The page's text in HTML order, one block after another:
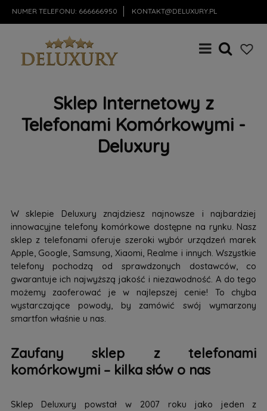
NUMER TELEFONU: 666666950 KONTAKT@DELUXURY.PL
Sklep Internetowy z
Telefonami Komórkowymi -
Deluxury
W sklepie Deluxury znajdziesz najnowsze i najbardziej
innowacyjne telefony komórkowe dostępne na rynku. Nasz
sklep z telefonami oferuje szeroki wybór urządzeń marek
Apple, Google, Samsung, Xiaomi, Realme i innych. Wszystkie
telefony pochodzą od sprawdzonych dostawców, co
gwarantuje ich najwyższą jakość i niezawodność. A do tego
możemy zaoferować je w najlepszej cenie! To chyba
wystarczające powody, by zamówić swój wymarzony
smartfon właśnie u nas.
Zaufany sklep z telefonami
komórkowymi – kilka słów o nas
Sklep Deluxury powstał w 2007 roku jako jeden z